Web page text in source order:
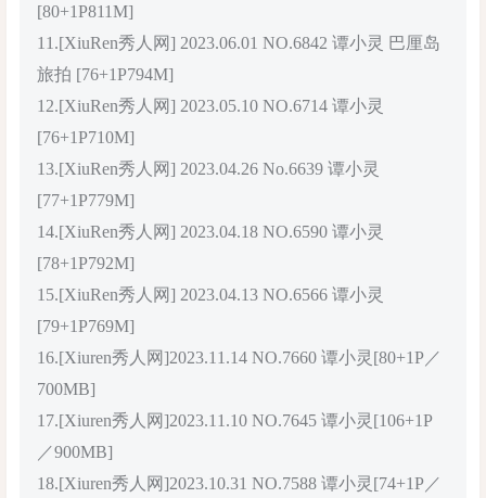
[80+1P811M]
11.[XiuRen秀人网] 2023.06.01 NO.6842 谭小灵 巴厘岛
旅拍 [76+1P794M]
12.[XiuRen秀人网] 2023.05.10 NO.6714 谭小灵
[76+1P710M]
13.[XiuRen秀人网] 2023.04.26 No.6639 谭小灵
[77+1P779M]
14.[XiuRen秀人网] 2023.04.18 NO.6590 谭小灵
[78+1P792M]
15.[XiuRen秀人网] 2023.04.13 NO.6566 谭小灵
[79+1P769M]
16.[Xiuren秀人网]2023.11.14 NO.7660 谭小灵[80+1P／
700MB]
17.[Xiuren秀人网]2023.11.10 NO.7645 谭小灵[106+1P
／900MB]
18.[Xiuren秀人网]2023.10.31 NO.7588 谭小灵[74+1P／